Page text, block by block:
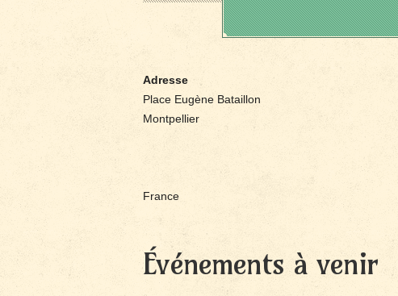
Adresse
Place Eugène Bataillon
Montpellier
France
Événements à venir